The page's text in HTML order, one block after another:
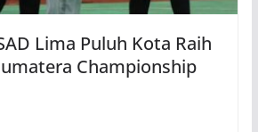
Lima Puluh Kota Raih
Championship